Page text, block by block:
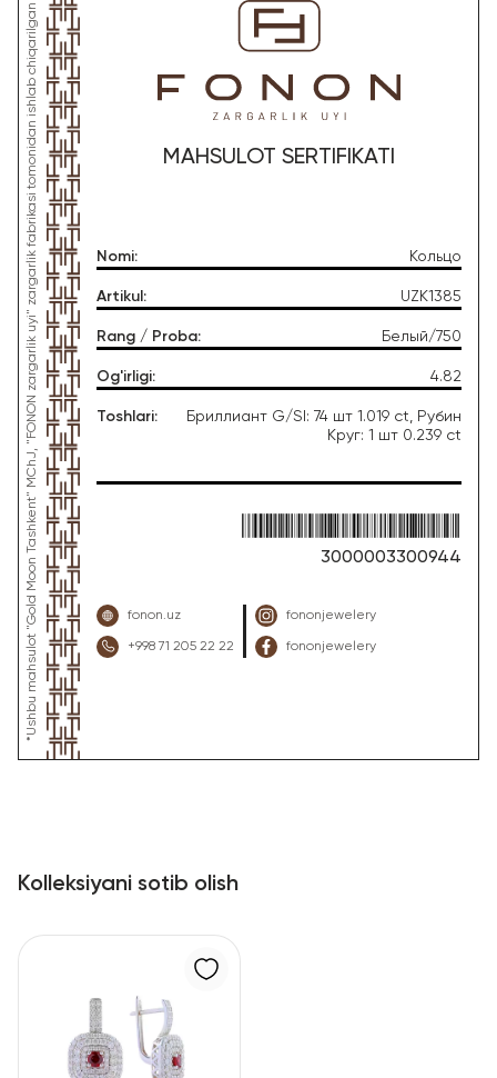
*Ushbu mahsulot "Gold Moon Tashkent" MChJ, "FONON zargarlik uyi" zargarlik fabrikasi tomonidan ishlab chiqarilgan MAHSULOT SERTIFIKATI
Nomi: Кольцо
Artikul : UZK1385
Rang / Proba: Белый/750
Og'irligi: 4.82
Toshlari:
Бриллиант G/SI: 74 шт 1.019 ct, Рубин
Круг: 1 шт 0.239 ct
3000003300944
fonon.uz
+998 71 205 22 22
fononjewelery
fononjewelery
Kolleksiyani sotib olish